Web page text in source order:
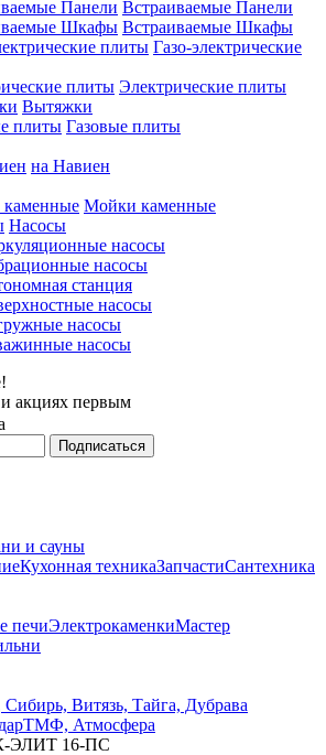
Встраиваемые Панели
Встраиваемые Шкафы
Газо-электрические
Электрические плиты
Вытяжки
Газовые плиты
на Навиен
Мойки каменные
Насосы
насосы
насосы
станция
насосы
насосы
насосы
и акциях первым
и сауны
Кухонная техникаЗапчастиСантехника
печиЭлектрокаменкиМастер
Витязь, Тайга, Дубрава
ТМФ, Атмосфера
ЭЛИТ 16-ПС